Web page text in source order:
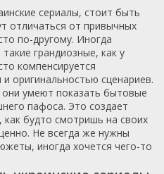
сериалы, стоит быть
отличаться от привычных
по-другому. Иногда
грандиозные, как у
компенсируется
оригинальностью сценариев.
умеют показать бытовые
пафоса. Это создает
будто смотришь на своих
Не всегда же нужны
иногда хочется чего-то